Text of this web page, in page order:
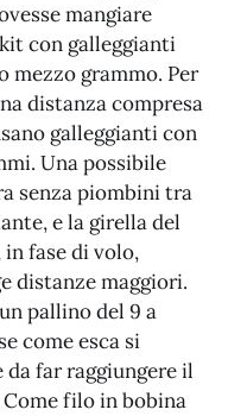
mangiare
con galleggianti
mezzo grammo. Per
distanza compresa
galleggianti con
Una possibile
senza piombini tra
e la girella del
fase di volo,
distanze maggiori.
pallino del 9 a
come esca si
far raggiungere il
Come filo in bobina